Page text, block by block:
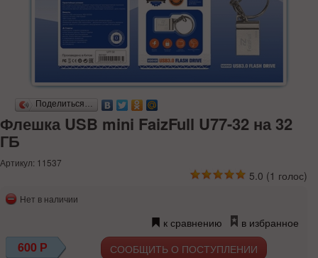
Поделиться…
Флешка USB mini FaizFull U77-32 на 32
ГБ
Артикул: 11537
5.0 (1 голос)
Нет в наличии
к сравнению в избранное
600 Р СООБЩИТЬ О ПОСТУПЛЕНИИ